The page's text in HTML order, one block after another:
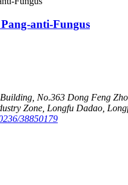
anti-Fungus
No.363 Dong Feng
Zone, Longfu Dadao,
38850179